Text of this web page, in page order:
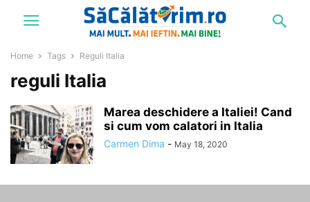
Home Tags Reguli Italia
reguli Italia
Marea deschidere a Italiei! Cand
si cum vom calatori in Italia
Carmen Dima - May 18, 2020